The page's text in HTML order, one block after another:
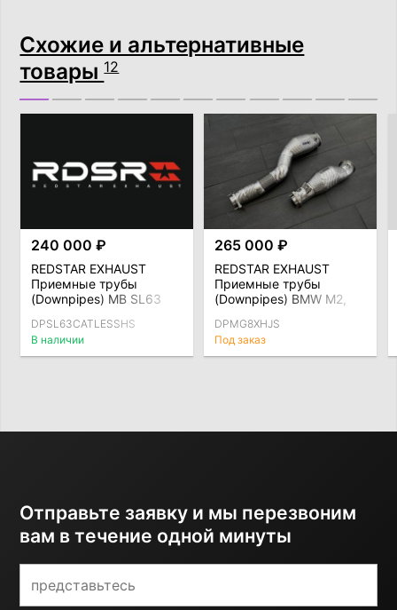
Схожие и альтернативные
товары12
240 000 ₽
REDSTAR EXHAUST
Приемные трубы
(Downpipes) MB SL63
катализаторов с
термозащитой
DPSL63CATLESSHS
В наличии
265 000 ₽
REDSTAR EXHAUST
Приемные трубы
(Downpipes) BMW M2,
спорткат HJS с
термозащитой
DPMG8XHJS
Под заказ
Отправьте заявку и мы перезвоним
вам в течение одной минуты